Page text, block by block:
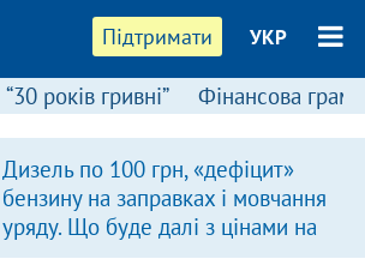
Підтримати УКР
“30 років гривні” Фінансова
Дизель по 100 грн, «дефіцит»
бензину на заправках і мовчання
уряду. Що буде далі з цінами на
пальне?